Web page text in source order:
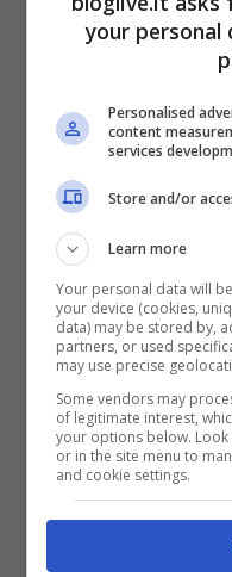
questa bevanda.
Jamaica, il
rubino.
Preparazione:
L’infuso si
your
Personalised
content
services
Store and/or
Learn more
Your personal data will
your device (cookies,
data) may be stored by,
partners, or used
may use precise
Some vendors may
of legitimate interest,
your options below.
or in the site menu to
and cookie settings.